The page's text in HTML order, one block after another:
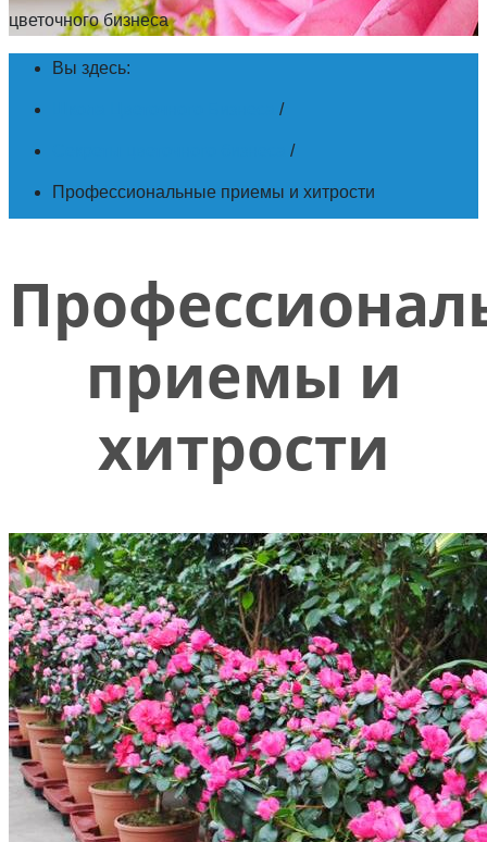
цветочного бизнеса
Вы здесь:
/
/
Профессиональные приемы и хитрости
приемы и
хитрости